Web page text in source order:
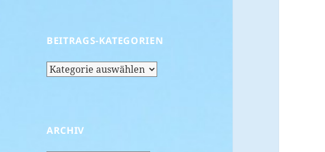
BEITRAGS-KATEGORIEN
Beitrags-
ARCHIV